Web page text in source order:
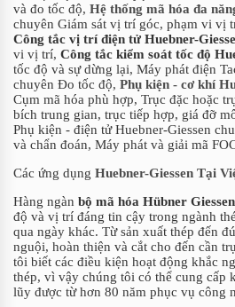
và đo tốc độ, Hệ thống mã hóa đa
chuyên Giám sát vị trí góc, phạm vi vị
Công tắc vị trí điện tử Huebner-
vi vị trí, Công tắc kiểm soát tốc độ
tốc độ và sự dừng lại, Máy phát điện
chuyên Đo tốc độ, Phụ kiện - cơ khí
Cụm mã hóa phù hợp, Trục đặc hoặc
bích trung gian, trục tiếp hợp, giá đỡ
Phụ kiện - điện tử Huebner-Giessen
và chẩn đoán, Máy phát và giải mã
Các ứng dụng Huebner-Giessen Tại
Hàng ngàn bộ mã hóa Hübner Giessen
độ và vị trí đáng tin cậy trong ngành
qua ngày khác. Từ sản xuất thép đến
nguội, hoàn thiện và cắt cho đến cần
tôi biết các điều kiện hoạt động khắc
thép, vì vậy chúng tôi có thể cung cấp
lũy được từ hơn 80 năm phục vụ công